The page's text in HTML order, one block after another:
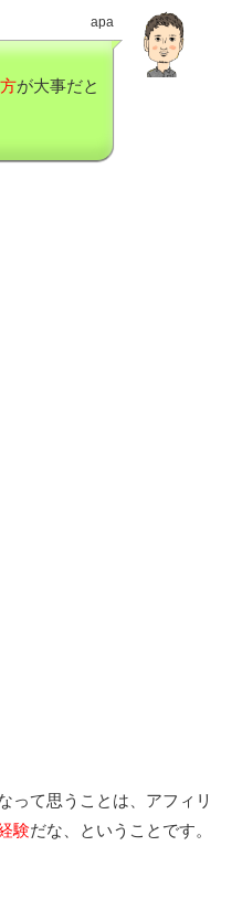
apa
が大事だと
って思うことは、アフィリ
験だな、ということです。